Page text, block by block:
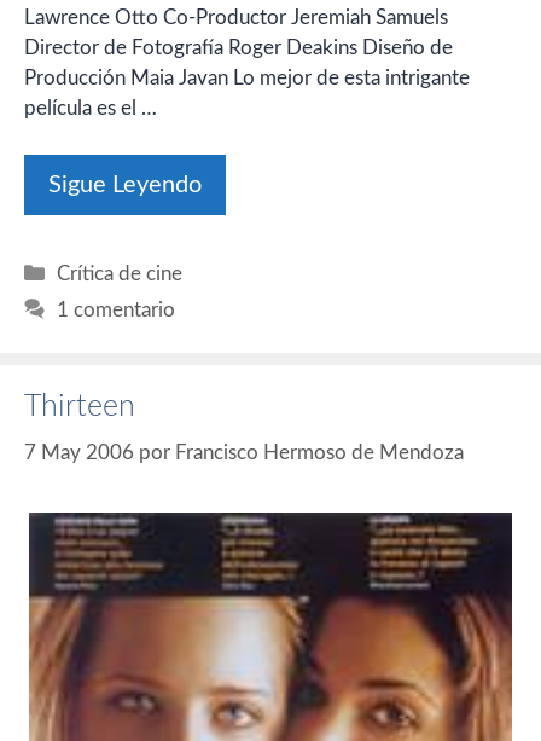
Lawrence Otto Co-Productor Jeremiah Samuels
Director de Fotografía Roger Deakins Diseño de
Producción Maia Javan Lo mejor de esta intrigante
película es el …
Sigue Leyendo
Categorías
Crítica de cine
1 comentario
Thirteen
7 May 2006 por Francisco Hermoso de Mendoza